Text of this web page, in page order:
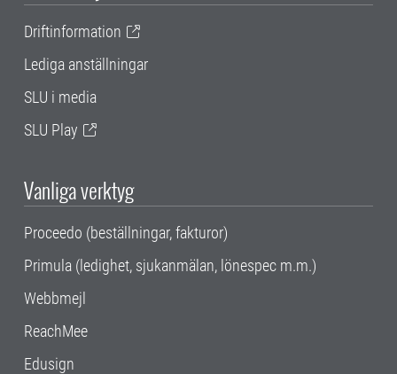
Driftinformation
Lediga anställningar
SLU i media
SLU Play
Vanliga verktyg
Proceedo (beställningar, fakturor)
Primula (ledighet, sjukanmälan, lönespec m.m.)
Webbmejl
ReachMee
Edusign